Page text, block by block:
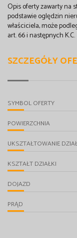
Opis oferty zawarty na
podstawie oględzin
właściciela, może
art. 66 i następnych K.C.
SZCZEGÓŁY
SYMBOL OFERTY
POWIERZCHNIA
UKSZTAŁTOWANIE
KSZTAŁT DZIAŁKI
DOJAZD
PRĄD